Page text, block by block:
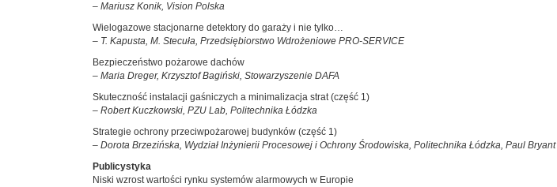
– Mariusz Konik, Vision Polska
Wielogazowe stacjonarne detektory do garaży i nie tylko…
– T. Kapusta, M. Stecuła, Przedsiębiorstwo Wdrożeniowe PRO-SERVICE
Bezpieczeństwo pożarowe dachów
– Maria Dreger, Krzysztof Bagiński, Stowarzyszenie DAFA
Skuteczność instalacji gaśniczych a minimalizacja strat (część 1)
– Robert Kuczkowski, PZU Lab, Politechnika Łódzka
Strategie ochrony przeciwpożarowej budynków (część 1)
– Dorota Brzezińska, Wydział Inżynierii Procesowej i Ochrony Środowiska, Politechnika Łódzka, Paul Bryant
Publicystyka
Niski wzrost wartości rynku systemów alarmowych w Europie